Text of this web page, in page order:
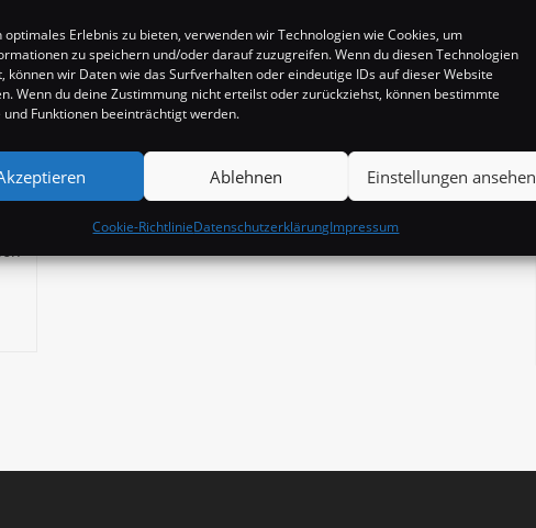
optimales Erlebnis zu bieten, verwenden wir Technologien wie Cookies, um
zu speichern und/oder darauf zuzugreifen. Wenn du diesen Technologien
können wir Daten wie das Surfverhalten oder eindeutige IDs auf dieser Website
Wenn du deine Zustimmung nicht erteilst oder zurückziehst, können bestimmte
Funktionen beeinträchtigt werden.
Ablehnen Einstellungen ansehen
Cookie-RichtlinieDatenschutzerklärungImpressum